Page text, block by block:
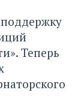
Теперь